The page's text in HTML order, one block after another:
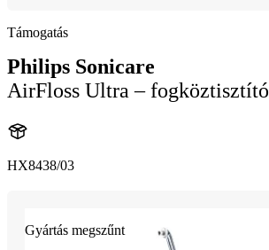
Támogatás
Philips Sonicare
AirFloss Ultra – fogköztisztító
HX8438/03
Gyártás megszűnt